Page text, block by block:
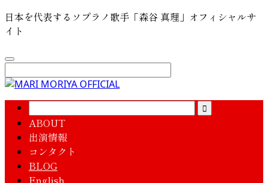
日本を代表するソプラノ歌手「森谷 真理」オフィシャルサ
イト
ABOUT
出演情報
コンタクト
BLOG
English